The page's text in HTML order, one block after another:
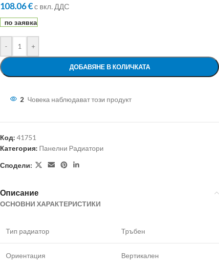
108.06€с вкл. ДДС
по заявка
- +
ДОБАВЯНЕ В КОЛИЧКАТА
2 Човека наблюдават този продукт
Код: 41751
Категория: Панелни Радиатори
Сподели:
Описание
ОСНОВНИ ХАРАКТЕРИСТИКИ
Тип радиатор Тръбен
Ориентация Вертикален